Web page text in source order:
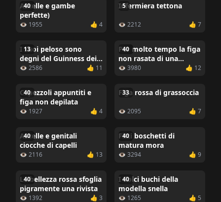
40
Ascelle e gambe
perfette)
👁 1955 👍 4
5
Infermiera tettona
👁 2212 👍 7
13
I suoi peloso sono
degni del Guinness dei
primati
👁 2586 👍 11
40
Per molto tempo la figa
non rasata di una
donna grassa
👁 3980 👍 12
40
Capezzoli appuntiti e
figa non depilata
👁 1927 👍 4
33
Figa rossa di grassoccia
👁 2095 👍 7
40
Ascelle e genitali
ciocche di capelli
👁 2116 👍 13
40
Fitti boschetti di
matura mora
👁 3294 👍 9
40
La bellezza rossa sfoglia
pigramente una rivista
👁 1392 👍 3
40
I dolci buchi della
modella snella
👁 1265 👍 5